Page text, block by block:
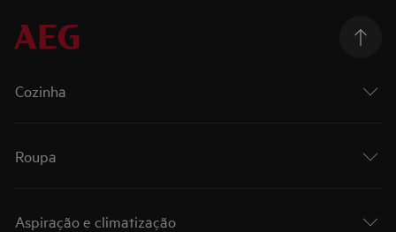
Cozinha
Roupa
Aspiração e climatização